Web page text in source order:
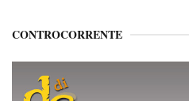
CONTROCORRENTE